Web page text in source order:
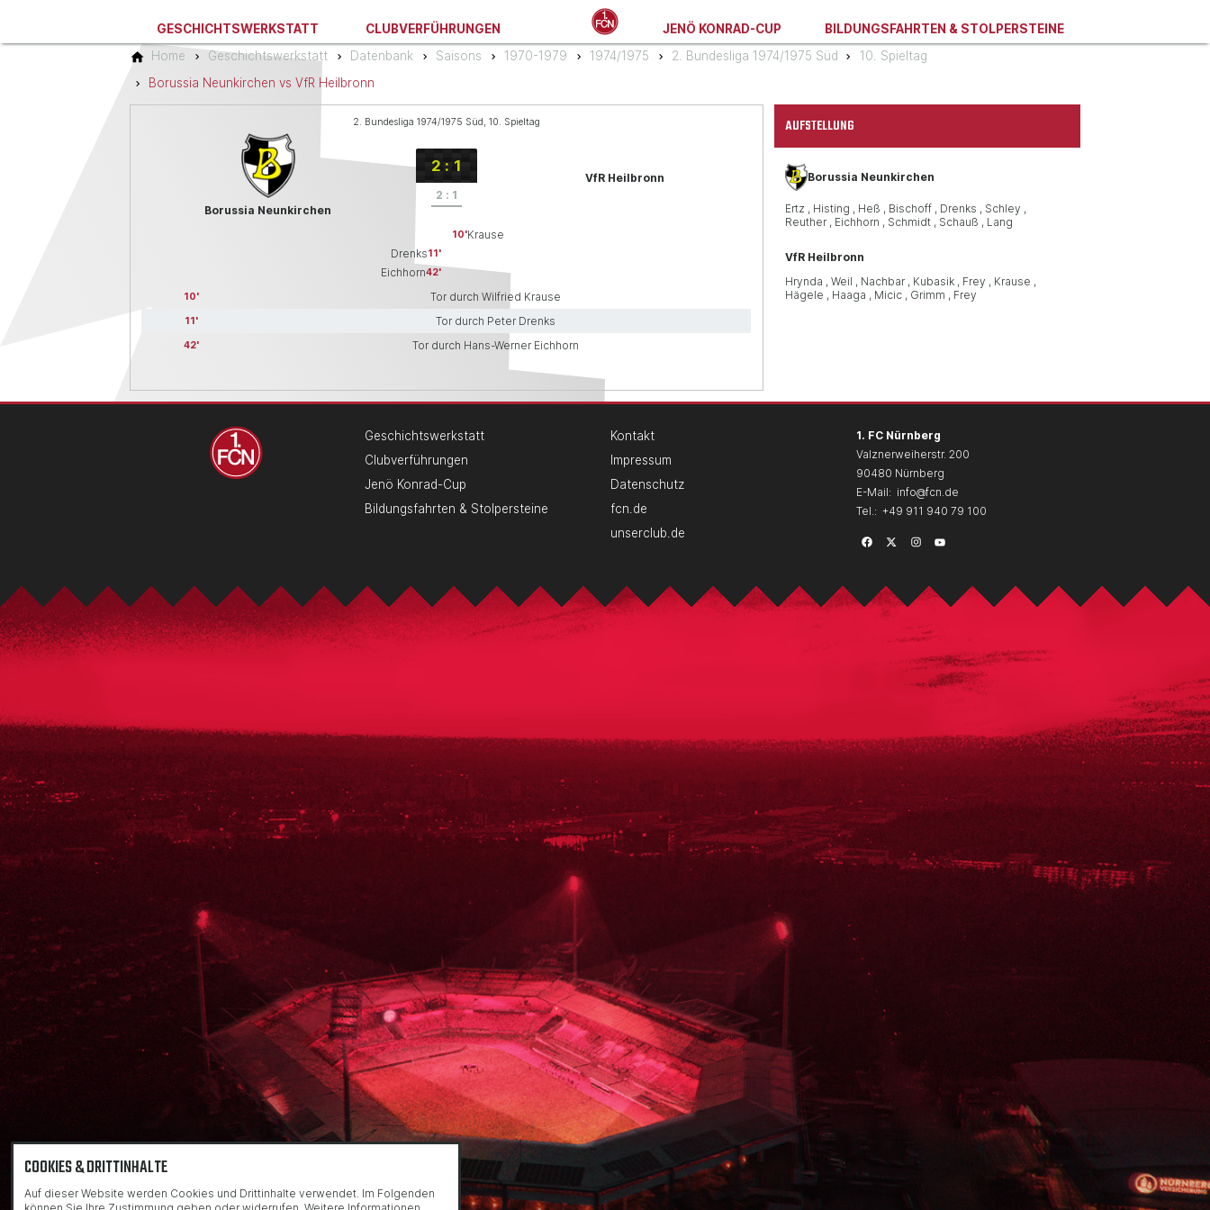
GESCHICHTSWERKSTATT CLUBVERFÜHRUNGEN JENÖ KONRAD-CUP
BILDUNGSFAHRTEN & STOLPERSTEINE
Home
Geschichtswerkstatt Datenbank Saisons 1970-1979 1974/1975 2. Bundesliga 1974/1975 Süd
10. Spieltag
Borussia Neunkirchen vs VfR Heilbronn
2. Bundesliga 1974/1975 Süd, 10. Spieltag
Borussia Neunkirchen
2 : 1
2 : 1
VfR Heilbronn
Krause
10
Drenks11
Eichhorn42
10 Tor durch Wilfried Krause
11 Tor durch Peter Drenks
42 Tor durch Hans-Werner Eichhorn
AUFSTELLUNG
Borussia Neunkirchen
Ertz Histing Heß Bischoff Drenks
Schley
Reuther
Eichhorn Schmidt Schauß Lang
VfR Heilbronn
Hrynda
Weil Nachbar Kubasik Frey
Krause
Hägele
Haaga Micic Grimm Frey
Geschichtswerkstatt
Clubverführungen
Jenö Konrad-Cup
Bildungsfahrten & Stolpersteine
Kontakt
Impressum
Datenschutz
fcn.de
unserclub.de
1. FC Nürnberg
Valznerweiherstr. 200
90480 Nürnberg
E-Mail: info@fcn.de
Tel.: +49 911 940 79 100
COOKIES & DRITTINHALTE
Auf dieser Website werden Cookies und Drittinhalte verwendet. Im Folgenden